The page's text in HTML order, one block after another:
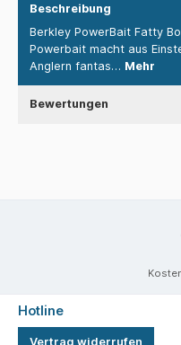
Beschreibung
Berkley PowerBait Fatty
Powerbait macht aus
Anglern fantas… Mehr
Bewertungen
Hotline
Vertrag widerrufen